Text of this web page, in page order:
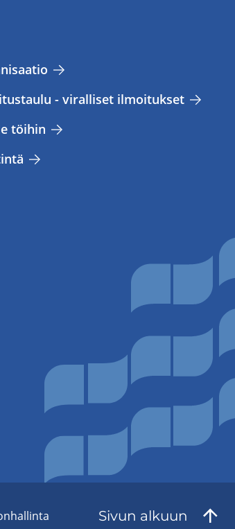
- vi­ral­li­set il­moi­tuk­set
töi­hin
Sivun al­kuun